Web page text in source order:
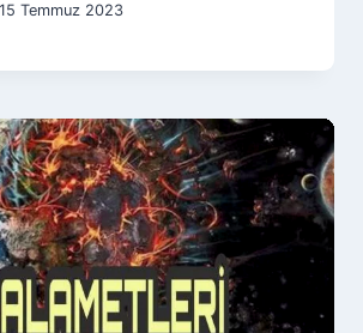
15 Temmuz 2023